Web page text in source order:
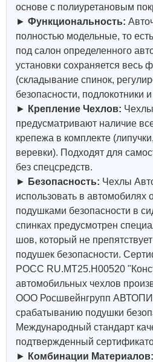
основе с полиуретановым
► Функциональность:
полностью модельные, то
под салон определенного
установки сохраняется весь
(складывание спинок,
безопасности, подлокотники и
► Крепление Чехлов:
предусматривают наличие
крепежа в комплекте
веревки). Подходят для
без спецсредств.
► Безопасность: Чехлы
использовать в
подушками безопасности в
спинках предусмотрен
шов, который не
подушек безопасности.
РОСС RU.МТ25.Н00520
автомобильных чехлов
ООО Росшвейнгрупп
срабатыванию подушки
Международный стандарт
подтвержденный
► Комбинации Материалов: